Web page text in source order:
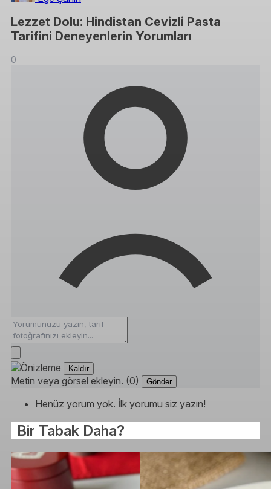
Lezzet Dolu: Hindistan Cevizli Pasta
Tarifini Deneyenlerin Yorumları
0
Kaldır
Metin veya görsel ekleyin. (0) Gönder
Henüz yorum yok. İlk yorumu siz yazın!
Bir Tabak Daha?